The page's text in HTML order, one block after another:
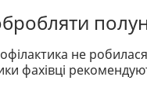
не
фахівці